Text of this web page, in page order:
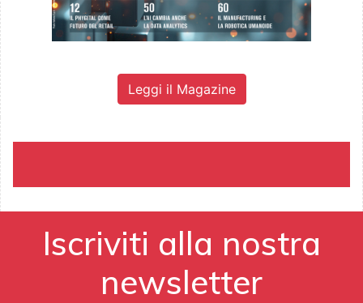
Leggi il Magazine
Iscriviti alla nostra
newsletter